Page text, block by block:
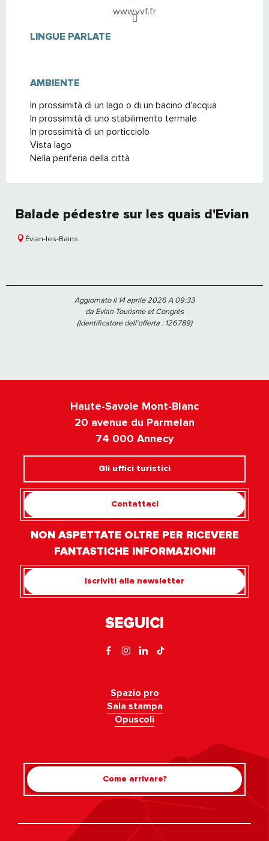
Rechercher
www.vvf.fr
LINGUE PARLATE
LINGUE PARLATE
AMBIENTE
AMBIENTE
In prossimità di un lago o di un bacino d'acqua
In prossimità di uno stabilimento termale
In prossimità di un porticciolo
Vista lago
Nella periferia della città
Balade pédestre sur les quais d'Evian
Évian-les-Bains
Aggiornato il 14 aprile 2026 A 09:33
da Evian Tourisme et Congrès
(Identificatore dell'offerta : 126789)
Haute-Savoie Mont-Blanc
20 avenue du Parmelan
74 000 Annecy
Gli uffici turistici
Contattaci
NON ASPETTATE OLTRE PER RICEVERE
FANTASTICHE INFORMAZIONI!
Iscriviti alla newsletter
SEGUICI
Spazio pro
Sala stampa
Opuscoli
Come arrivare?